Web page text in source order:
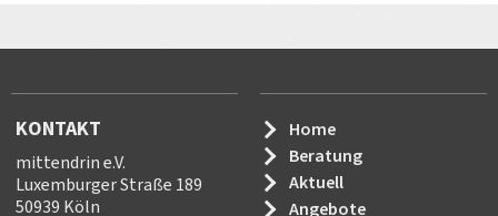
KONTAKT
mittendrin e.V.
Luxemburger Straße 189
50939 Köln
Home
Beratung
Aktuell
Angebote